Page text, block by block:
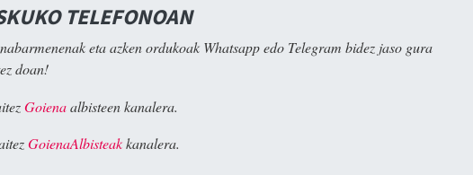
TELEFONOAN
eta azken ordukoak Whatsapp edo Telegram bidez jaso gura
doan!
Goienaalbisteen kanalera.
GoienaAlbisteakkanalera.